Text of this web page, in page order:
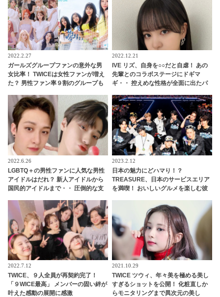
の高さがカッコよすぎると目が離せ
なくなるファン続出
2022.2.27
ガールズグループファンの意外な男
女比率！ TWICEは女性ファンが増え
た？ 男性ファン率９割のグループも
2022.12.21
IVE リズ、自身を○○だと自虐！ あの
先輩とのコラボステージにドギマ
ギ・・ 控えめな性格が全面に出たパ
2022.6.26
LGBTQ＋の男性ファンに人気な男性
アイドルはだれ？ 新人アイドルから
国民的アイドルまで・・ 圧倒的な支
2023.2.12
日本の魅力にどハマり！？
TREASURE、日本のサービスエリア
を満喫！ おいしいグルメを楽しむ彼
2022.7.12
TWICE、９人全員が再契約完了！
「９WICE最高」 メンバーの固い絆が
叶えた感動の展開に感激
2021.10.29
TWICE ツウィ、年々美を極める美し
すぎるショットを公開！ 化粧直しか
らモニタリングまで異次元の美し